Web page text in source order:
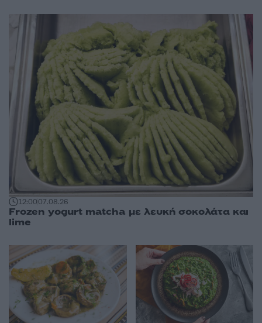
12:0007.08.26
Frozen yogurt matcha με λευκή σοκολάτα και
lime